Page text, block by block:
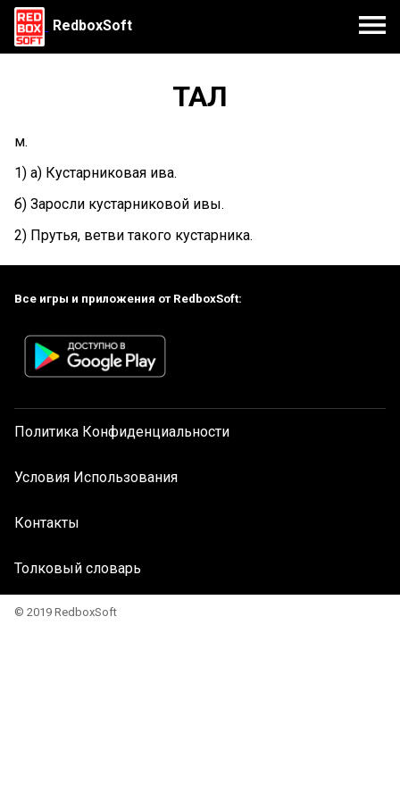
RedboxSoft
ТАЛ
м.
1) а) Кустарниковая ива.
б) Заросли кустарниковой ивы.
2) Прутья, ветви такого кустарника.
Все игры и приложения от RedboxSoft:
Политика Конфиденциальности
Условия Использования
Контакты
Толковый словарь
© 2019 RedboxSoft